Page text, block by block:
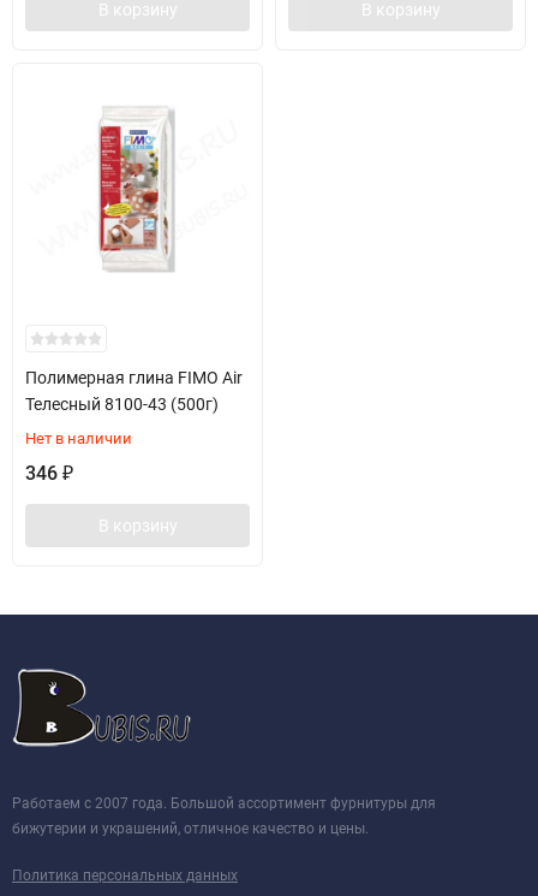
В корзину В корзину
Полимерная глина FIMO Air
Телесный 8100-43 (500г)
Нет в наличии
346 ₽
В корзину
Работаем с 2007 года. Большой ассортимент фурнитуры для
бижутерии и украшений, отличное качество и цены.
Политика персональных данных